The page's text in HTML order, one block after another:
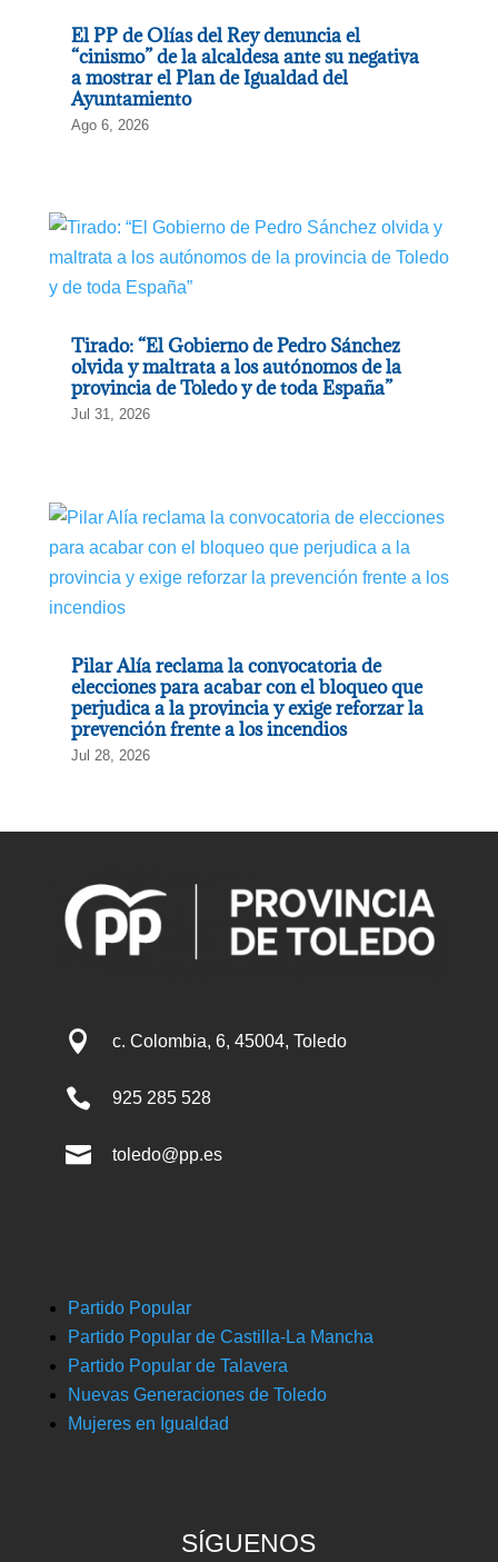
El PP de Olías del Rey denuncia el
“cinismo” de la alcaldesa ante su negativa
a mostrar el Plan de Igualdad del
Ayuntamiento
Ago 6, 2026
Tirado: “El Gobierno de Pedro Sánchez
olvida y maltrata a los autónomos de la
provincia de Toledo y de toda España”
Jul 31, 2026
Pilar Alía reclama la convocatoria de
elecciones para acabar con el bloqueo que
perjudica a la provincia y exige reforzar la
prevención frente a los incendios
Jul 28, 2026
 c. Colombia, 6, 45004, Toledo
 925 285 528
 toledo@pp.es
Partido Popular
Partido Popular de Castilla-La Mancha
Partido Popular de Talavera
Nuevas Generaciones de Toledo
Mujeres en Igualdad
SÍGUENOS